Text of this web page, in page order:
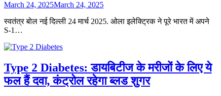
March 24, 2025March 24, 2025
स्वतंत्र बोल नई दिल्ली 24 मार्च 2025. ओला इलेक्ट्रिक ने पूरे भारत में अपने
S-1…
Type 2 Diabetes: डायबिटीज के मरीजों के लिए ये
फल हैं दवा, कंट्रोल रहेगा ब्लड शुगर